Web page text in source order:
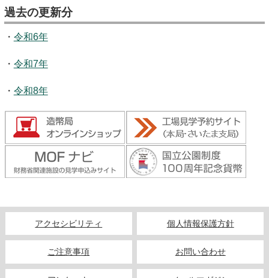
キッズページ
過去の更新分
・ 令和6年
・ 令和7年
・ 令和8年
アクセシビリティ 個人情報保護方針
ご注意事項 お問い合わせ